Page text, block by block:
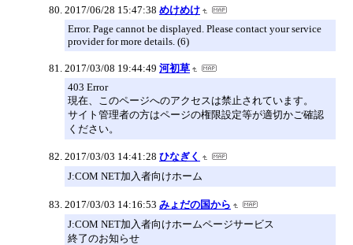
2017/06/28 15:47:38 めけめけ
Error. Page cannot be displayed. Please contact your service
provider for more details. (6)
2017/03/08 19:44:49 河初草
403 Error
現在、このページへのアクセスは禁止されています。
サイト管理者の方はページの権限設定等が適切かご確認
ください。
2017/03/03 14:41:28 ひなぎく
J:COM NET加入者向けホーム
2017/03/03 14:16:53 みょだの国から
J:COM NET加入者向けホームページサービス
終了のお知らせ